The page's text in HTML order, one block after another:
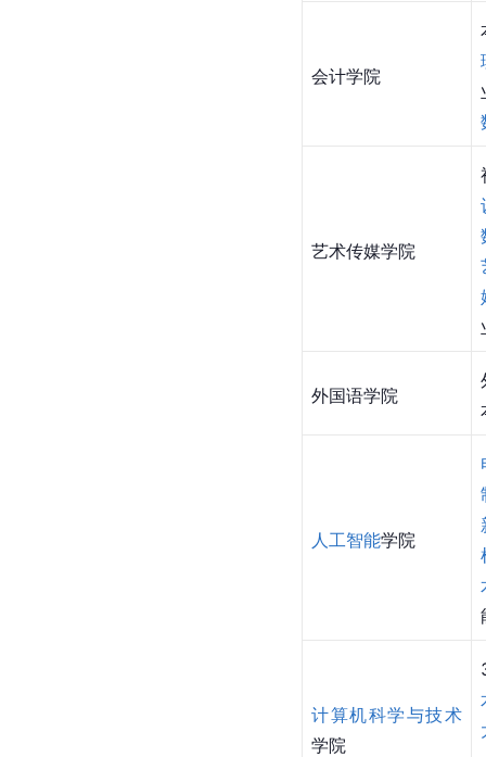
会计学院
艺术传媒学院
外国语学院
人工智能学院
计算机科学与技术
学院